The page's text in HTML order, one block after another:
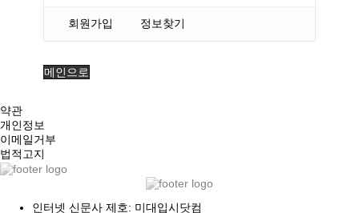
회원가입 정보찾기
메인으로
약관
개인정보
이메일거부
법적고지
인터넷 신문사 제호: 미대입시닷컴